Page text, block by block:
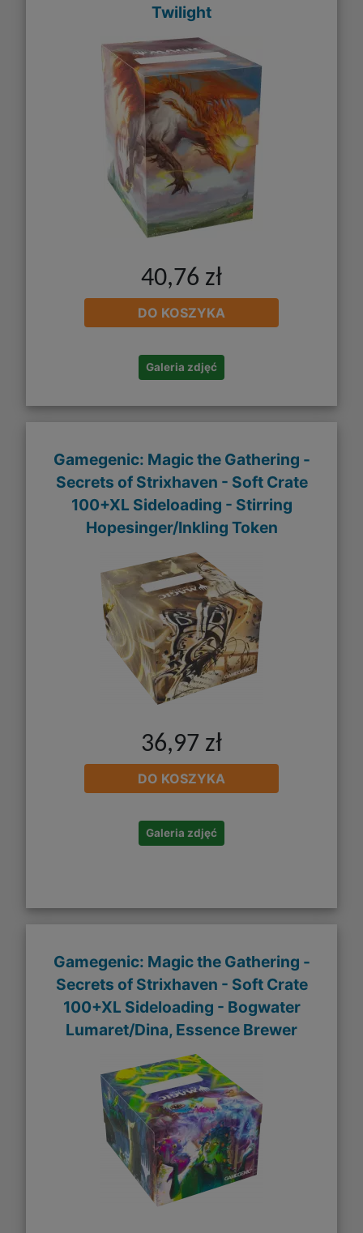
Twilight
40,76 zł
DO KOSZYKA
Galeria zdjęć
Gamegenic: Magic the Gathering -
Secrets of Strixhaven - Soft Crate
100+XL Sideloading - Stirring
Hopesinger/Inkling Token
36,97 zł
DO KOSZYKA
Galeria zdjęć
Gamegenic: Magic the Gathering -
Secrets of Strixhaven - Soft Crate
100+XL Sideloading - Bogwater
Lumaret/Dina, Essence Brewer